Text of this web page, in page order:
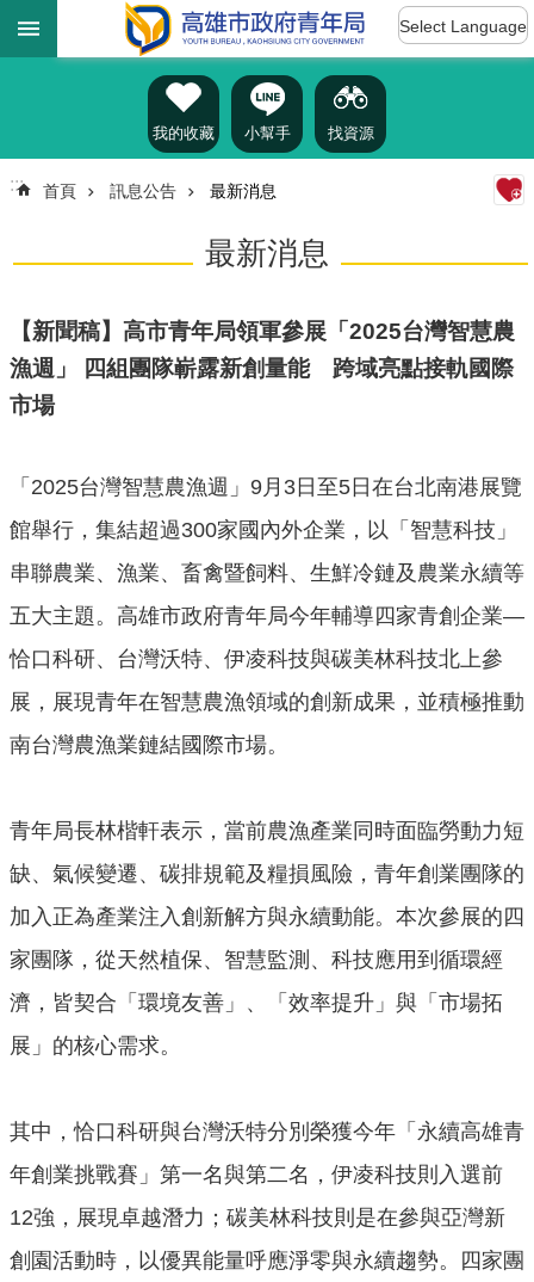
跳到主要內容區塊
識
訊
息
公
雄
資
題
專
區
民
公
開
訊
網
站
覽
信
箱
雙
詞
Select Language
我的收藏 小幫手 找資源
::: 首頁 訊息公告 最新消息
最新消息
【新聞稿】高市青年局領軍參展「2025台灣智慧農
漁週」 四組團隊嶄露新創量能 跨域亮點接軌國際
市場
「2025台灣智慧農漁週」9月3日至5日在台北南港展覽
館舉行，集結超過300家國內外企業，以「智慧科技」
串聯農業、漁業、畜禽暨飼料、生鮮冷鏈及農業永續等
五大主題。高雄市政府青年局今年輔導四家青創企業—
恰口科研、台灣沃特、伊凌科技與碳美林科技北上參
展，展現青年在智慧農漁領域的創新成果，並積極推動
南台灣農漁業鏈結國際市場。
青年局長林楷軒表示，當前農漁產業同時面臨勞動力短
缺、氣候變遷、碳排規範及糧損風險，青年創業團隊的
加入正為產業注入創新解方與永續動能。本次參展的四
家團隊，從天然植保、智慧監測、科技應用到循環經
濟，皆契合「環境友善」、「效率提升」與「市場拓
展」的核心需求。
其中，恰口科研與台灣沃特分別榮獲今年「永續高雄青
年創業挑戰賽」第一名與第二名，伊凌科技則入選前
12強，展現卓越潛力；碳美林科技則是在參與亞灣新
創園活動時，以優異能量呼應淨零與永續趨勢。四家團